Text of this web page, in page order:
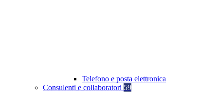
Telefono e posta elettronica
Consulenti e collaboratori 59